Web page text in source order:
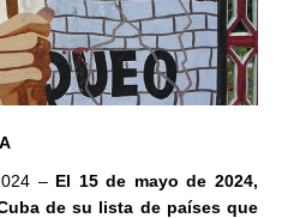
– El 15 de mayo de 2024,
de su lista de países que